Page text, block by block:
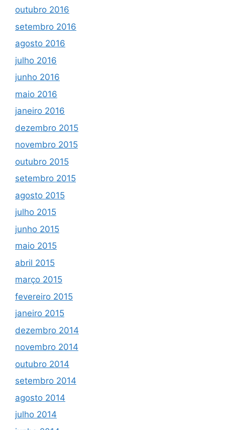
outubro 2016
setembro 2016
agosto 2016
julho 2016
junho 2016
maio 2016
janeiro 2016
dezembro 2015
novembro 2015
outubro 2015
setembro 2015
agosto 2015
julho 2015
junho 2015
maio 2015
abril 2015
março 2015
fevereiro 2015
janeiro 2015
dezembro 2014
novembro 2014
outubro 2014
setembro 2014
agosto 2014
julho 2014